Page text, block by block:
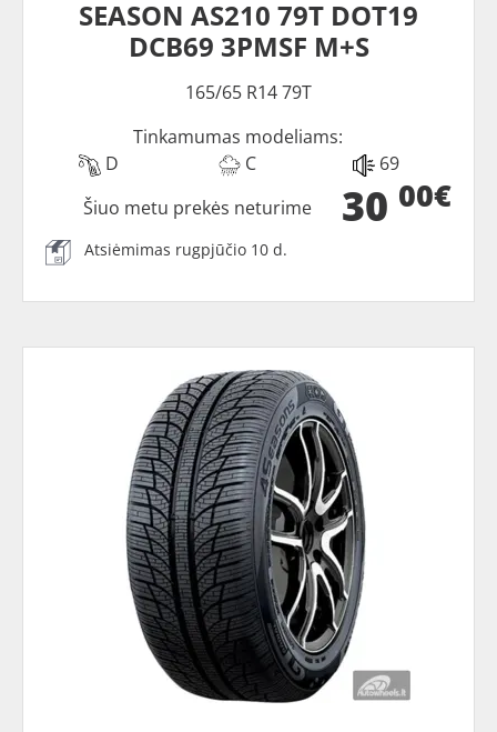
SEASON AS210 79T DOT19
DCB69 3PMSF M+S
165/65 R14 79T
Tinkamumas modeliams:
D
C 69
30 00€
Šiuo metu prekės neturime
Atsiėmimas rugpjūčio 10 d.